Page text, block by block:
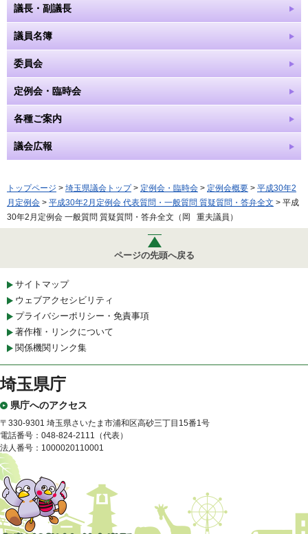
議長・副議長
議員名簿
委員会
定例会・臨時会
各種ご案内
議会広報
トップページ > 埼玉県議会トップ> 定例会・臨時会 > 定例会概要 > 平成30年2
月定例会 > 平成30年2月定例会 代表質問・一般質問 質疑質問・答弁全文 > 平成
30年2月定例会 一般質問 質疑質問・答弁全文（岡 重夫議員）
ページの先頭へ戻る
サイトマップ
ウェブアクセシビリティ
プライバシーポリシー・免責事項
著作権・リンクについて
関係機関リンク集
埼玉県庁
県庁へのアクセス
〒330-9301 埼玉県さいたま市浦和区高砂三丁目15番1号
電話番号：048-824-2111（代表）
法人番号：1000020110001